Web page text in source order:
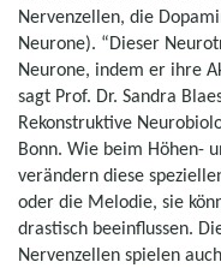
Nervenzellen, die
Neurone). “Dieser
Neurone, indem er ihre
sagt Prof. Dr. Sandra
Rekonstruktive
Bonn. Wie beim Höhen-
verändern diese
oder die Melodie, sie
drastisch beeinflussen.
Nervenzellen spielen